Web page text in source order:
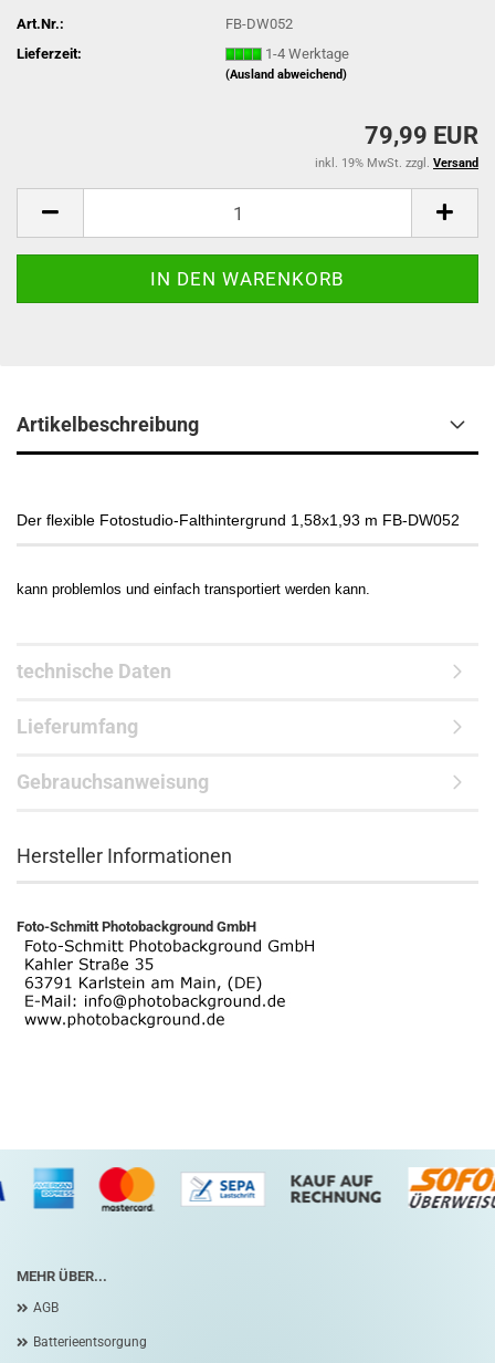
Art.Nr.:
FB-DW052
Lieferzeit:
1-4 Werktage
(Ausland abweichend)
79,99 EUR
inkl. 19% MwSt. zzgl. Versand
Artikelbeschreibung
Der flexible Fotostudio-Falthintergrund 1,58x1,93 m FB-DW052
kann problemlos und einfach transportiert werden kann.
technische Daten
Lieferumfang
Gebrauchsanweisung
Hersteller Informationen
Foto-Schmitt Photobackground GmbH
MEHR ÜBER...
AGB
Batterieentsorgung